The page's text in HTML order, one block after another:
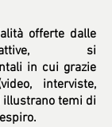
offerte dalle
si
in cui grazie
interviste,
illustrano temi di